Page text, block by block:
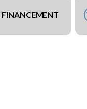
FINANCEMENT